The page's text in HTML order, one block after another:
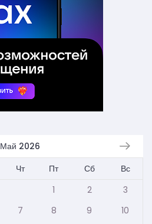
Май 2026
Чт Пт Сб
Вс
1
2
3
7 8 9
10